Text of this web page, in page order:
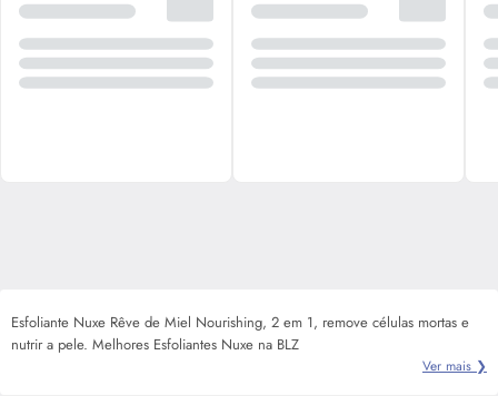
Esfoliante Nuxe Rêve de Miel Nourishing, 2 em 1, remove células mortas e
nutrir a pele. Melhores Esfoliantes Nuxe na BLZ
Ver mais ❯